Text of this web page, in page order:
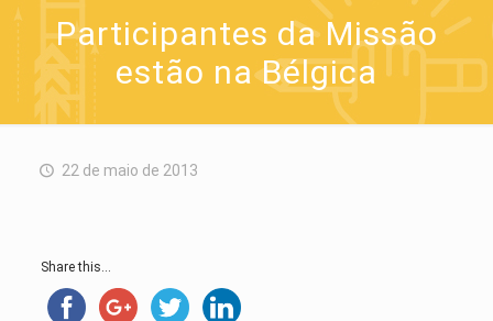
Participantes da Missão
estão na Bélgica
22 de maio de 2013
Share this...